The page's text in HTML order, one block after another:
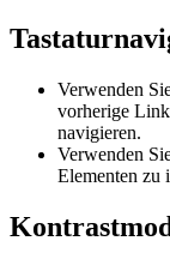
Verwenden
vorherige
navigieren.
Verwenden
Elementen zu